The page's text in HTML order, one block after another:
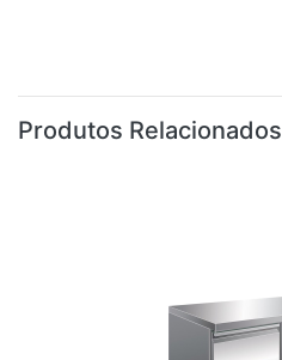
Produtos Relacionados